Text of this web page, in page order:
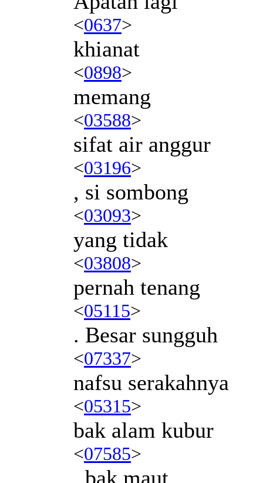
<0637>
khianat
<0898>
memang
<03588>
sifat air anggur
<03196>
, si sombong
<03093>
yang tidak
<03808>
pernah tenang
<05115>
. Besar sungguh
<07337>
nafsu serakahnya
<05315>
bak alam kubur
<07585>
, bak maut